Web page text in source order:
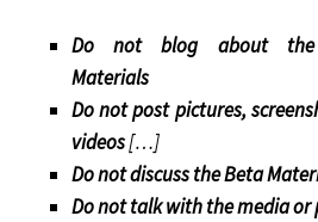
Do not blog about
Materials
Do not post pictures,
videos[…]
Do not discuss the Beta
Do not talk with the media or